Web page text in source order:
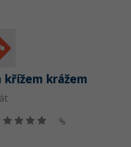
křížem krážem